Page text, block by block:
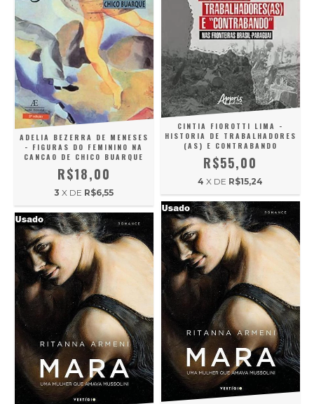
ADELIA BEZERRA DE MENESES
- FIGURAS DO FEMININO NA
CANCAO DE CHICO BUARQUE
R$18,00
3 X DE R$6,55
CINTIA FIOROTTI LIMA -
HISTORIA DE TRABALHADORES
(AS) E CONTRABANDO
R$55,00
4 X DE R$15,24